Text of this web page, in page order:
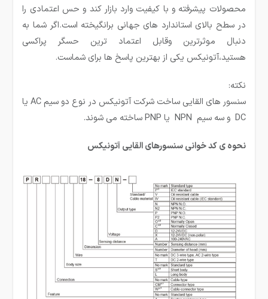
محصولات پیشرفته و با کیفیت وارد بازار کند و حس اعتمادی را
در سطح بالای استاندارد های جهانی برانگیخته است.اگر شما به
دنبال موثرترین وقابل اعتماد ترین حسگر پراکسی
هستید،آتونیکس یکی از بهترین پاسخ ها برای شماست.
نکته:
سنسور های القایی ساخت شركت آتونیكس در نوع دو سیم AC یا
DC و سه سیم NPN یا PNP ساخته می شوند.
نحوه ی کد خوانی سنسورهای القایی آتونیکس